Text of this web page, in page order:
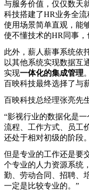
与服务价值，仅仅数天
科技搭建了HR业务全
使用场景简单直观，能
使不懂技术的HR同事，
此外，薪人薪事系统依
以其他系统实现数据互
实现一体化的集成管理
百映科技最终选择了与
百映科技总经理张亮先
“影视行业的数据化是
流程、工作方式、员工
还处于相对初级的阶段。
但是专业的工作还是要
个专业的人力资源系统
勤、劳动合同、招聘、
一定是比较专业的。”